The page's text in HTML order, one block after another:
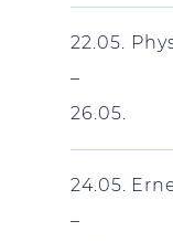
22.05.
–
26.05.
24.05.
–